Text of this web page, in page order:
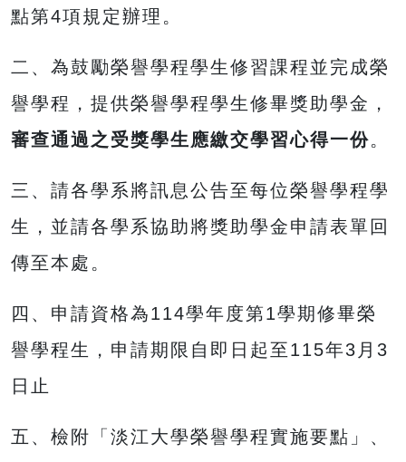
點第4項規定辦理。
二、為鼓勵榮譽學程學生修習課程並完成榮
譽學程，提供榮譽學程學生修畢獎助學金，
審查通過之受獎學生應繳交學習心得一份。
三、請各學系將訊息公告至每位榮譽學程學
生，並請各學系協助將獎助學金申請表單回
傳至本處。
四、申請資格為114學年度第1學期修畢榮
譽學程生，申請期限自即日起至115年3月3
日止
五、檢附「淡江大學榮譽學程實施要點」、